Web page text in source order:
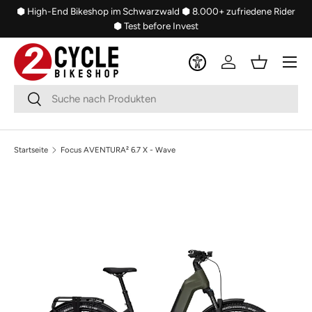
⬢ High-End Bikeshop im Schwarzwald ⬢ 8.000+ zufriedene Rider
⬢ Test before Invest
SuchenSuchen
Einloggen
Menü
Startseite Focus AVENTURA² 6.7 X - Wave